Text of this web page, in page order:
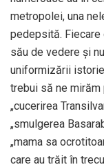
metropolei, una
pedepsită. Fiecare
său de vedere și
uniformizării
trebui să ne
„cucerirea
„smulgerea
„mama sa
care au trăit în